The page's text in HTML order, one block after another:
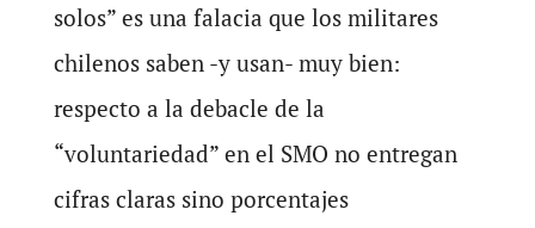
solos” es una falacia que los militares
chilenos saben -y usan- muy bien:
respecto a la debacle de la
“voluntariedad” en el SMO no entregan
cifras claras sino porcentajes